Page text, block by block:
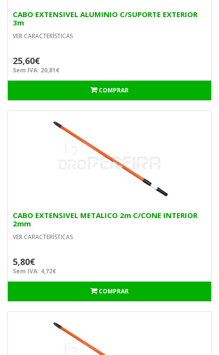
CABO EXTENSIVEL ALUMINIO C/SUPORTE EXTERIOR
3m
VER CARACTERÍSTICAS
25,60€
Sem IVA: 20,81€
COMPRAR
CABO EXTENSIVEL METALICO 2m C/CONE INTERIOR
2mm
VER CARACTERÍSTICAS
5,80€
Sem IVA: 4,72€
COMPRAR